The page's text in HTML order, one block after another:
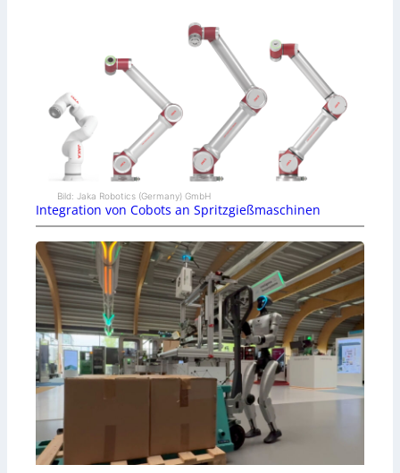
Bild: Jaka Robotics (Germany) GmbH
Integration von Cobots an Spritzgießmaschinen